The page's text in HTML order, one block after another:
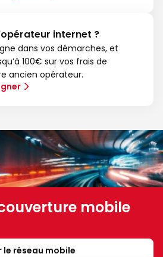
internet ?
dans vos démarches, et
100€ sur vos frais de
ancien opérateur.
mobile
le réseau mobile